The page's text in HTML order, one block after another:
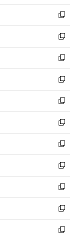
ウ
で
開
く
ン
ド
ウ
で
開
く
新
し
い
ウ
ィ
ン
ド
ウ
で
開
く
新
し
い
ウ
ィ
ン
ド
ウ
で
開
く
新
し
い
ウ
ィ
ン
ド
ウ
で
開
く
新
し
い
ウ
ィ
ン
ド
ウ
で
開
く
新
し
い
ウ
ィ
ン
ド
ウ
で
開
く
新
し
い
ウ
ィ
ン
ド
ウ
で
開
く
新
し
い
ウ
ィ
ン
ド
ウ
で
新
し
い
ウ
ィ
ン
ド
新
し
い
ウ
ィ
新
し
い
新